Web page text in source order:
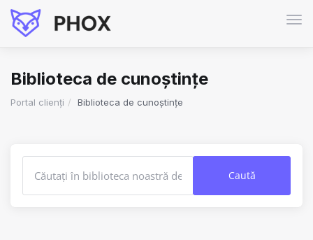
Biblioteca de cunoștințe
Portal clienți Biblioteca de cunoștințe